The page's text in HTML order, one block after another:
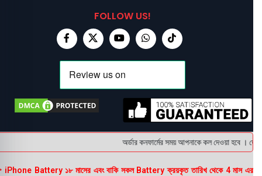
FOLLOW US!
অর্ডার কনফার্মের সময় আপনাকে কল দেওয়া হবে ।
Battery ১৮ মাসের এবং বাকি সকল Battery ক্রয়কৃত তারিখ থেকে 4 মাস এর